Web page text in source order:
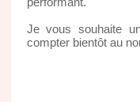
Je vous souhaite
compter bientôt au